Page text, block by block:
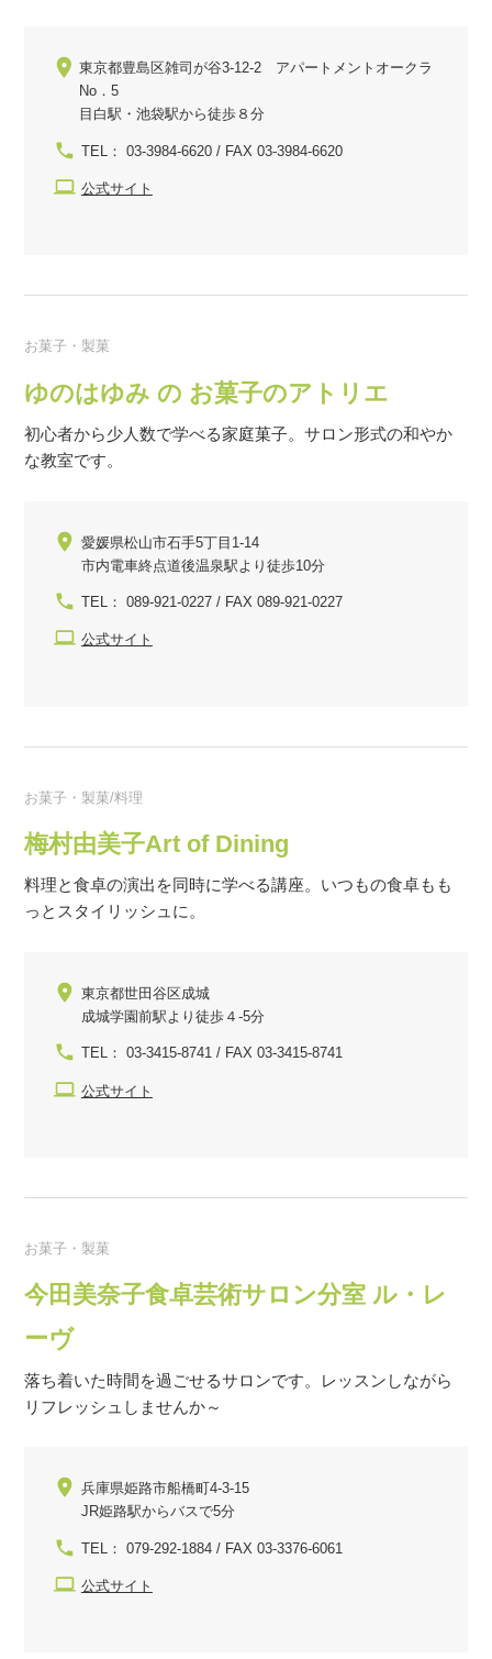
東京都豊島区雑司が谷3-12-2 アパートメントオークラ
No．5
目白駅・池袋駅から徒歩８分
TEL： 03-3984-6620 / FAX 03-3984-6620
公式サイト
お菓子・製菓
ゆのはゆみ の お菓子のアトリエ
初心者から少人数で学べる家庭菓子。サロン形式の和やか
な教室です。
愛媛県松山市石手5丁目1-14
市内電車終点道後温泉駅より徒歩10分
TEL： 089-921-0227 / FAX 089-921-0227
公式サイト
お菓子・製菓/料理
梅村由美子Art of Dining
料理と食卓の演出を同時に学べる講座。いつもの食卓もも
っとスタイリッシュに。
東京都世田谷区成城
成城学園前駅より徒歩４-5分
TEL： 03-3415-8741 / FAX 03-3415-8741
公式サイト
お菓子・製菓
今田美奈子食卓芸術サロン分室 ル・レ
ーヴ
落ち着いた時間を過ごせるサロンです。レッスンしながら
リフレッシュしませんか～
兵庫県姫路市船橋町4-3-15
JR姫路駅からバスで5分
TEL： 079-292-1884 / FAX 03-3376-6061
公式サイト